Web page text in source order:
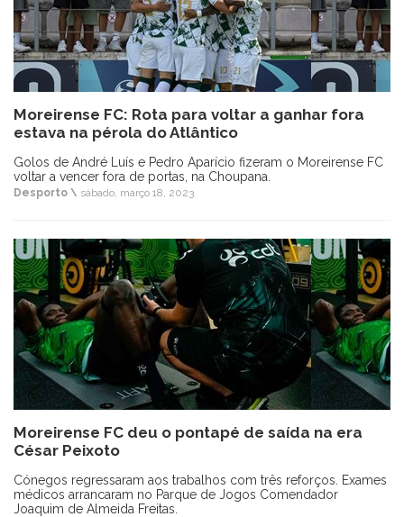
Moreirense FC: Rota para voltar a ganhar fora
estava na pérola do Atlântico
Golos de André Luís e Pedro Aparício fizeram o Moreirense FC
voltar a vencer fora de portas, na Choupana.
Desporto \ sábado, março 18, 2023
Moreirense FC deu o pontapé de saída na era
César Peixoto
Cónegos regressaram aos trabalhos com três reforços. Exames
médicos arrancaram no Parque de Jogos Comendador
Joaquim de Almeida Freitas.